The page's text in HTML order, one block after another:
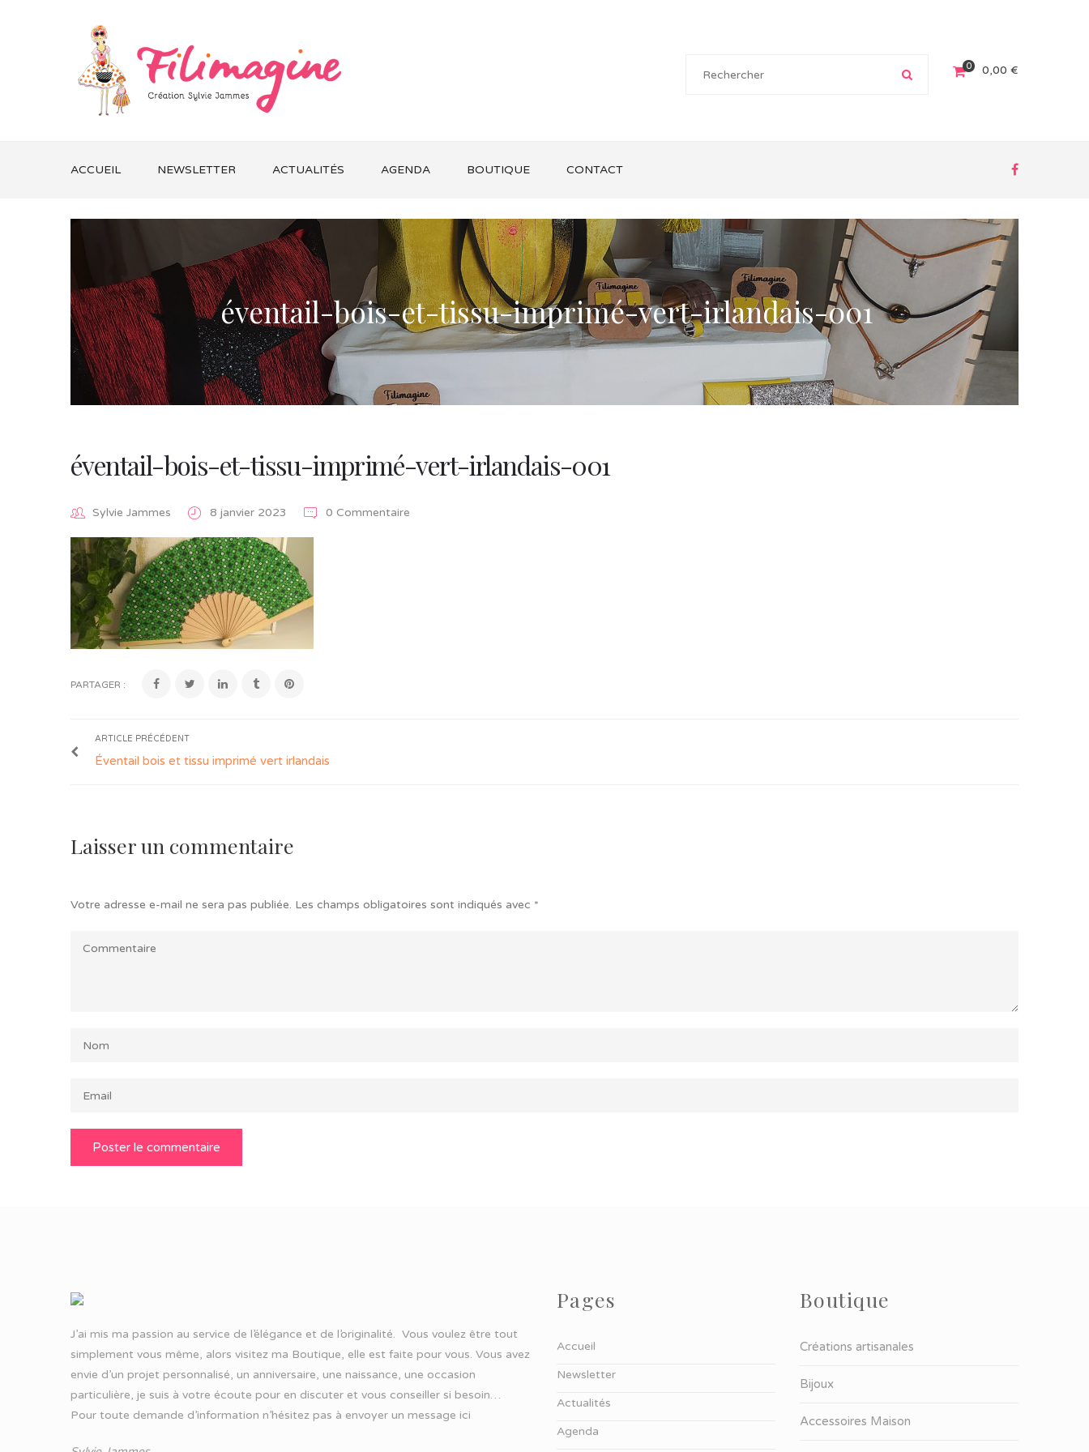
0 0,00 €
ACCUEIL NEWSLETTER ACTUALITÉS AGENDA BOUTIQUE CONTACT
éventail-bois-et-tissu-imprimé-vert-irlandais-001
éventail-bois-et-tissu-imprimé-vert-irlandais-001
Sylvie Jammes 8 janvier 2023 0 Commentaire
PARTAGER :
ARTICLE PRÉCÉDENT
Éventail bois et tissu imprimé vert irlandais
Laisser un commentaire
Votre adresse e-mail ne sera pas publiée. Les champs obligatoires sont indiqués avec *
J’ai mis ma passion au service de l’élégance et de l’originalité. Vous voulez être tout
simplement vous même, alors visitez ma Boutique, elle est faite pour vous. Vous avez
envie d’un projet personnalisé, un anniversaire, une naissance, une occasion
particulière, je suis à votre écoute pour en discuter et vous conseiller si besoin…
Pour toute demande d’information n’hésitez pas à envoyer un message ici
Pages
Accueil
Newsletter
Actualités
Agenda
Boutique
Créations artisanales
Bijoux
Accessoires Maison